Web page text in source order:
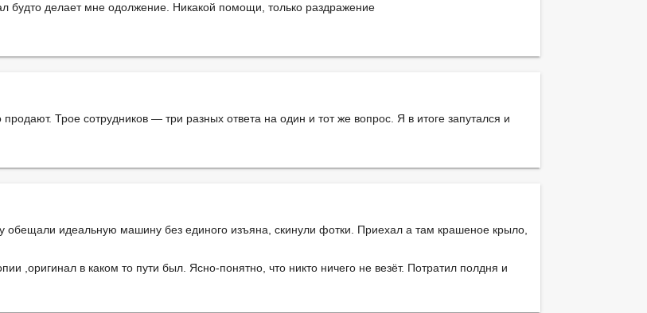
будто делает мне одолжение. Никакой помощи, только раздражение
Трое сотрудников — три разных ответа на один и тот же вопрос. Я в итоге запутался и
обещали идеальную машину без единого изъяна, скинули фотки. Приехал а там крашеное крыло,
,оригинал в каком то пути был. Ясно-понятно, что никто ничего не везёт. Потратил полдня и